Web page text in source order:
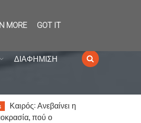
ΔΙΑΦΗΜΙΣΗ
Πως λειτουργεί το
μυαλό σε σχέση με το
MORE GOT IT